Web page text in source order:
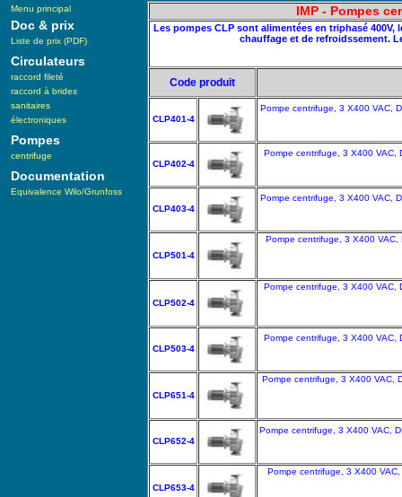
Menu principal
Doc & prix
Liste de prix (PDF)
Circulateurs
raccord fileté
raccord à brides
sanitaires
électroniques
Pompes
centrifuge
Documentation
Equivalence Wilo/Grunfoss
IMP - Pompes
Les pompes CLP sont alimentées en triphasé
chauffage et de refroidssement.
Code produit
CLP401-4
Pompe centrifuge, 3 X400 VAC,
CLP402-4
Pompe centrifuge, 3 X400 VAC,
CLP403-4
Pompe centrifuge, 3 X400 VAC,
CLP501-4
Pompe centrifuge, 3 X400
CLP502-4
Pompe centrifuge, 3 X400 VAC,
CLP503-4
Pompe centrifuge, 3 X400 VAC,
CLP651-4
Pompe centrifuge, 3 X400 VAC,
CLP652-4
Pompe centrifuge, 3 X400 VAC,
CLP653-4
Pompe centrifuge, 3 X400